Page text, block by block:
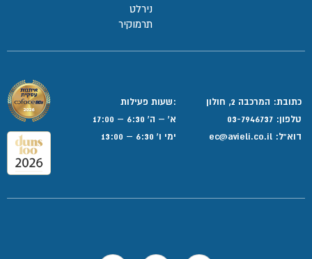
נירלט
תרמוקיר
כתובת: המרכבה 2, חולון
טלפון: 03-7946737
דוא”ל:
:שעות פעילות
א' – ה' 6:30 – 17:00
ימי ו' 6:30 – 13:00